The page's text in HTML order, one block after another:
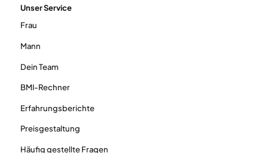
Unser Service
Frau
Mann
Dein Team
BMI-Rechner
Erfahrungsberichte
Preisgestaltung
Häufig gestellte Fragen